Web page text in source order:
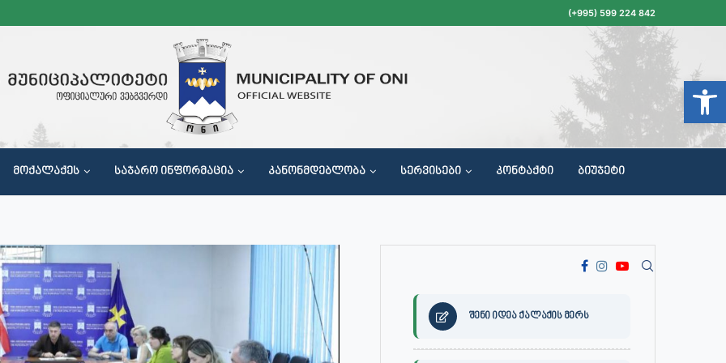
(+995) 599 224 842
ᲛᲝᲥᲐᲚᲐᲥᲔᲡ ᲡᲐᲯᲐᲠᲝ ᲘᲜᲤᲝᲠᲛᲐᲪᲘᲐ ᲙᲐᲜᲝᲜᲛᲓᲔᲑᲚᲝᲑᲐ ᲡᲔᲠᲕᲘᲡᲔᲑᲘ ᲙᲝᲜᲢᲐᲥᲢᲘ ᲑᲘᲣᲯᲔᲢᲘ
შენი იდეა ქალაქის მერს